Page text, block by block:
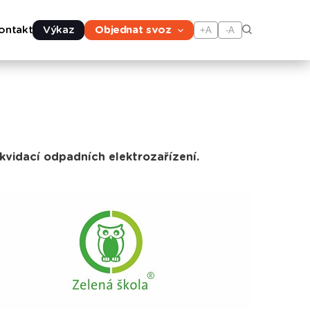
Výkaz Objednat svoz +A -A
odpadních elektrozařízení.